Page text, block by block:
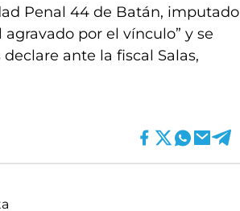
Penal 44 de Batán, imputado
por el vínculo” y se
ante la fiscal Salas,